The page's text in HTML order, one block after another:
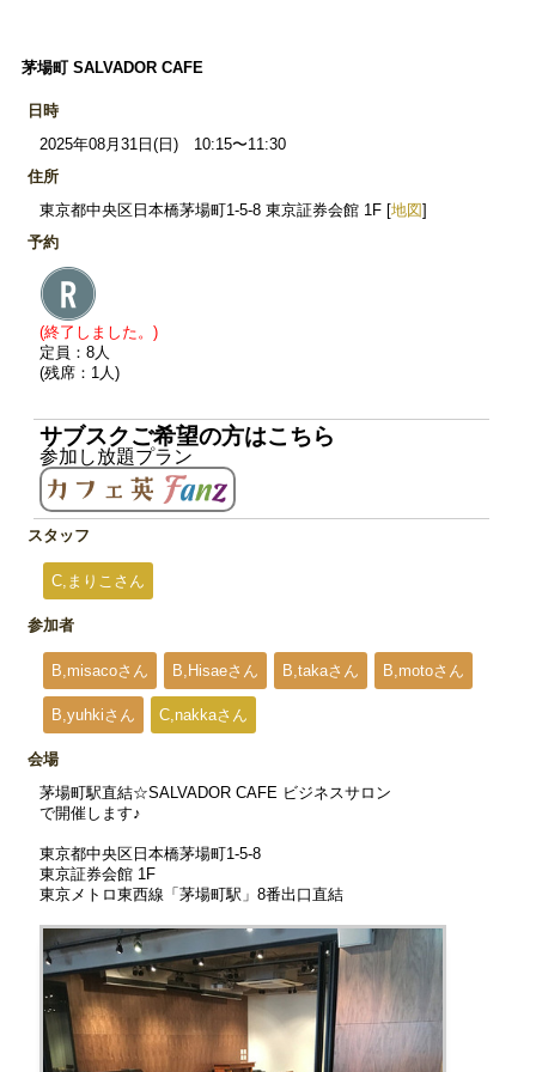
茅場町 SALVADOR CAFE
日時
2025年08月31日(日) 10:15〜11:30
住所
東京都中央区日本橋茅場町1-5-8 東京証券会館 1F [地図]
予約
(終了しました。)
定員：8人
(残席：1人)
サブスクご希望の方はこちら
参加し放題プラン
スタッフ
C,まりこさん
参加者
B,misacoさん B,Hisaeさん B,takaさん B,motoさん
B,yuhkiさん C,nakkaさん
会場
茅場町駅直結☆SALVADOR CAFE ビジネスサロン
で開催します♪
東京都中央区日本橋茅場町1-5-8
東京証券会館 1F
東京メトロ東西線「茅場町駅」8番出口直結